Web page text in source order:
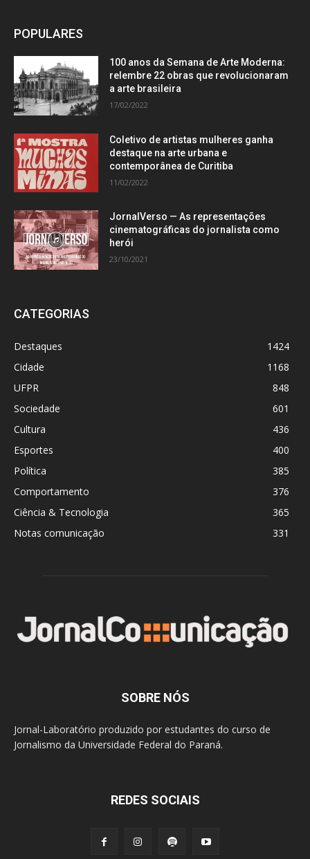
POPULARES
100 anos da Semana de Arte Moderna:
relembre 22 obras que revolucionaram
a arte brasileira
17/02/2022
Coletivo de artistas mulheres ganha
destaque na arte urbana e
contemporânea de Curitiba
11/02/2022
JornalVerso — As representações
cinematográficas do jornalista como
herói
23/10/2021
CATEGORIAS
Destaques
1424
Cidade
1168
UFPR
848
Sociedade
601
Cultura
436
Esportes
400
Política
385
Comportamento
376
Ciência & Tecnologia
365
Notas comunicação
331
SOBRE NÓS
Jornal-Laboratório produzido por estudantes do curso de
Jornalismo da Universidade Federal do Paraná.
REDES SOCIAIS